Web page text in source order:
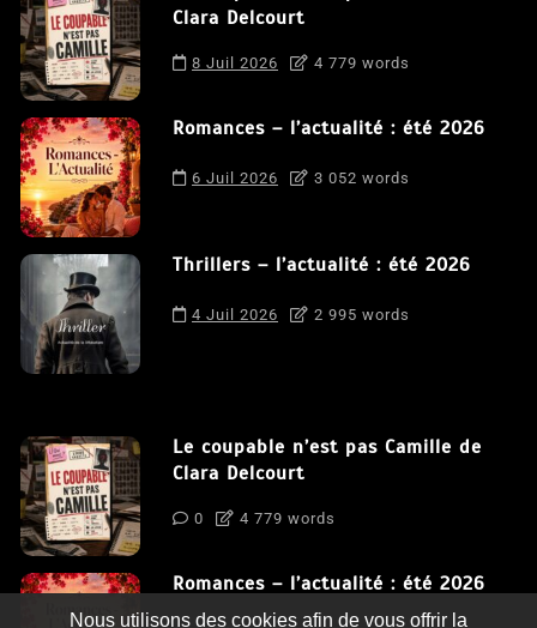
Clara Delcourt
8 Juil 2026 4 779 words
Romances – l’actualité : été 2026
6 Juil 2026 3 052 words
Thrillers – l’actualité : été 2026
4 Juil 2026 2 995 words
Le coupable n’est pas Camille de
Clara Delcourt
0 4 779 words
Romances – l’actualité : été 2026
Nous utilisons des cookies afin de vous offrir la